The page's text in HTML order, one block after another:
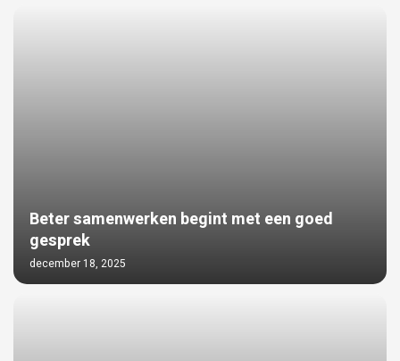
Beter samenwerken begint met een goed
gesprek
december 18, 2025